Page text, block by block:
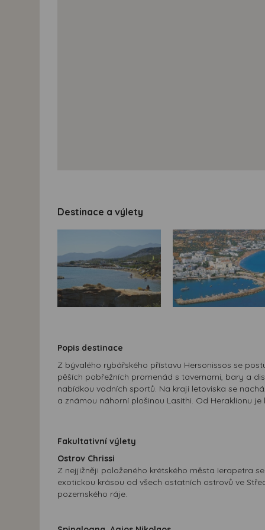
Destinace a výlety
Popis destinace
Z bývalého rybářského přístavu Hersonissos se
pěších pobřežních promenád s tavernami, bary a
nabídkou vodních sportů. Na kraji letoviska se
a známou náhorní plošinou Lasithi. Od Heraklionu je
Fakultativní výlety
Ostrov Chrissi
Z nejjižněji položeného krétského města Ierapetra
exotickou krásou od všech ostatních ostrovů ve
pozemského ráje.